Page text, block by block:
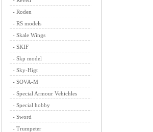
- Roden
- RS models
- Skale Wings
- SKIF
- Skp model
- Sky-Higt
- SOVA-M
- Special Armour Vehichles
- Special hobby
- Sword
- Trumpeter